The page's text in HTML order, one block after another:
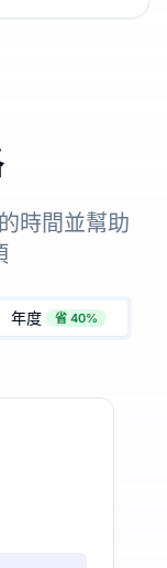
時間並幫助
年度 省 40%